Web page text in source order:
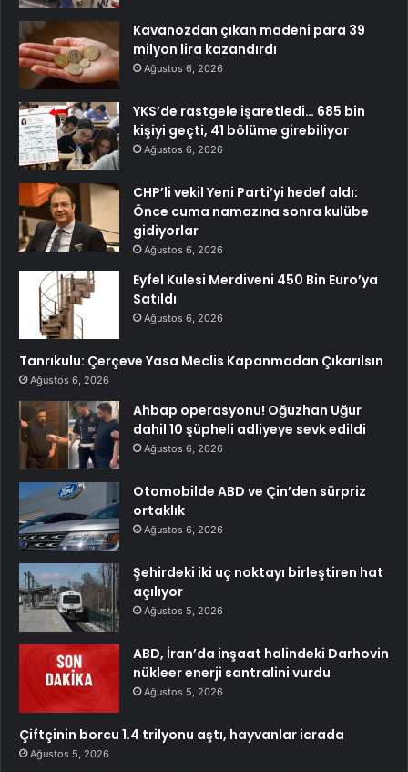
Kavanozdan çıkan madeni para 39
milyon lira kazandırdı
Ağustos 6, 2026
YKS’de rastgele işaretledi… 685 bin
kişiyi geçti, 41 bölüme girebiliyor
Ağustos 6, 2026
CHP’li vekil Yeni Parti’yi hedef aldı:
Önce cuma namazına sonra kulübe
gidiyorlar
Ağustos 6, 2026
Eyfel Kulesi Merdiveni 450 Bin Euro’ya
Satıldı
Ağustos 6, 2026
Tanrıkulu: Çerçeve Yasa Meclis Kapanmadan Çıkarılsın
Ağustos 6, 2026
Ahbap operasyonu! Oğuzhan Uğur
dahil 10 şüpheli adliyeye sevk edildi
Ağustos 6, 2026
Otomobilde ABD ve Çin’den sürpriz
ortaklık
Ağustos 6, 2026
Şehirdeki iki uç noktayı birleştiren hat
açılıyor
Ağustos 5, 2026
ABD, İran’da inşaat halindeki Darhovin
nükleer enerji santralini vurdu
Ağustos 5, 2026
Çiftçinin borcu 1.4 trilyonu aştı, hayvanlar icrada
Ağustos 5, 2026